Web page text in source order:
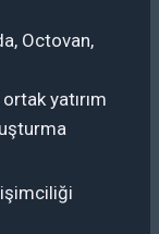
Octovan,
yatırım